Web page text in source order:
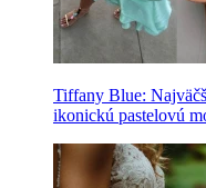
Tiffany Blue:
ikonickú pastelovú